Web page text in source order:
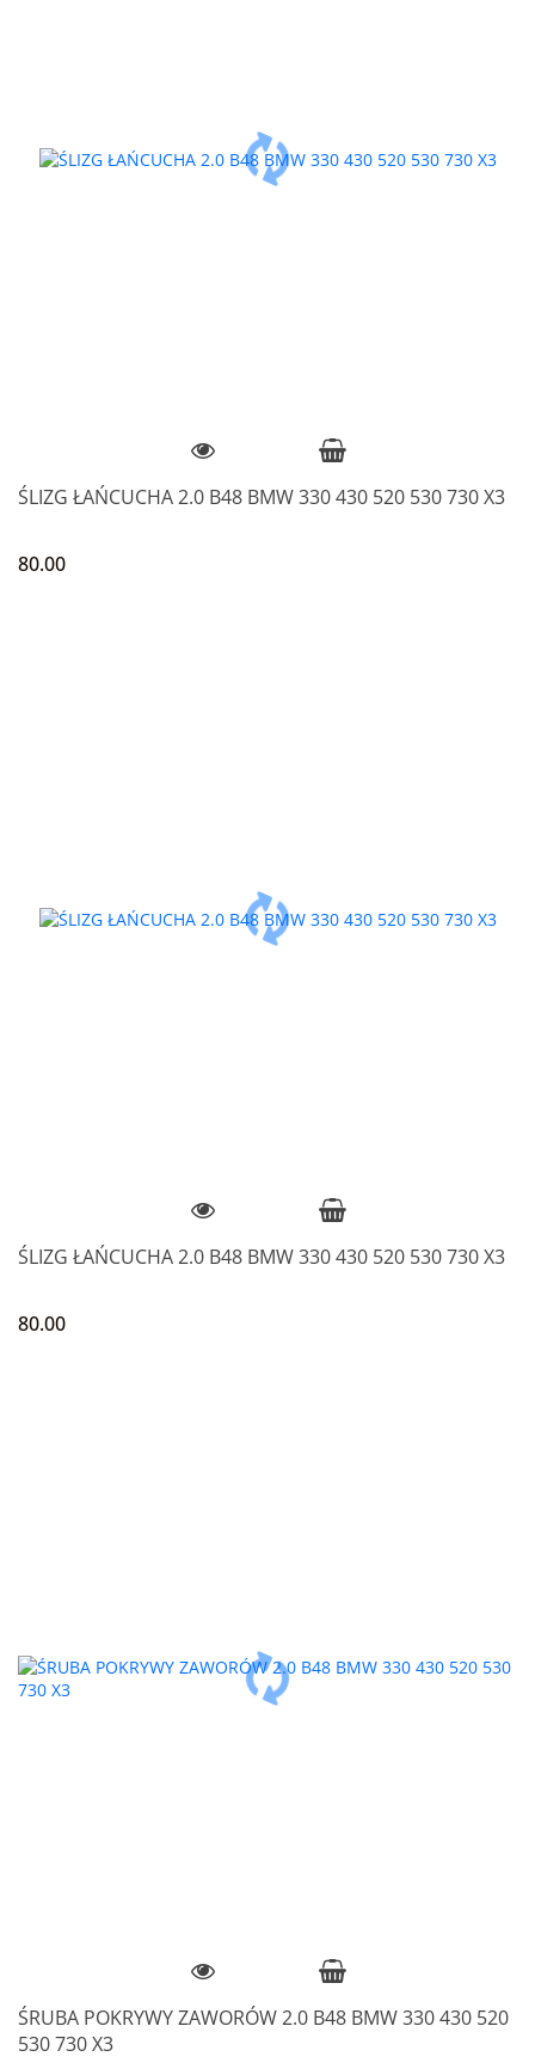
ŚLIZG ŁAŃCUCHA 2.0 B48 BMW 330 430 520 530 730 X3
80.00
ŚLIZG ŁAŃCUCHA 2.0 B48 BMW 330 430 520 530 730 X3
80.00
ŚRUBA POKRYWY ZAWORÓW 2.0 B48 BMW 330 430 520
530 730 X3